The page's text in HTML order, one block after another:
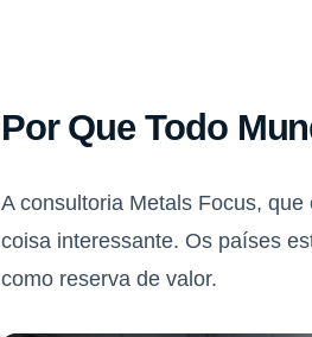
Por Que Todo
A consultoria Metals Focus,
coisa interessante. Os países
como reserva de valor.